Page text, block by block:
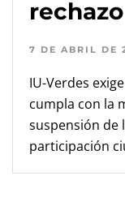
7 DE ABRIL DE
IU-Verdes
cumpla con la
suspensión de
participación